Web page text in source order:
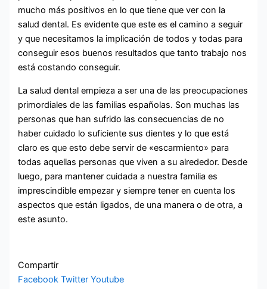
mucho más positivos en lo que tiene que ver con la
salud dental. Es evidente que este es el camino a seguir
y que necesitamos la implicación de todos y todas para
conseguir esos buenos resultados que tanto trabajo nos
está costando conseguir.
La salud dental empieza a ser una de las preocupaciones
primordiales de las familias españolas. Son muchas las
personas que han sufrido las consecuencias de no
haber cuidado lo suficiente sus dientes y lo que está
claro es que esto debe servir de «escarmiento» para
todas aquellas personas que viven a su alrededor. Desde
luego, para mantener cuidada a nuestra familia es
imprescindible empezar y siempre tener en cuenta los
aspectos que están ligados, de una manera o de otra, a
este asunto.
Compartir
Facebook Twitter Youtube